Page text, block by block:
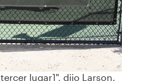
lugar]", dijo Larson.